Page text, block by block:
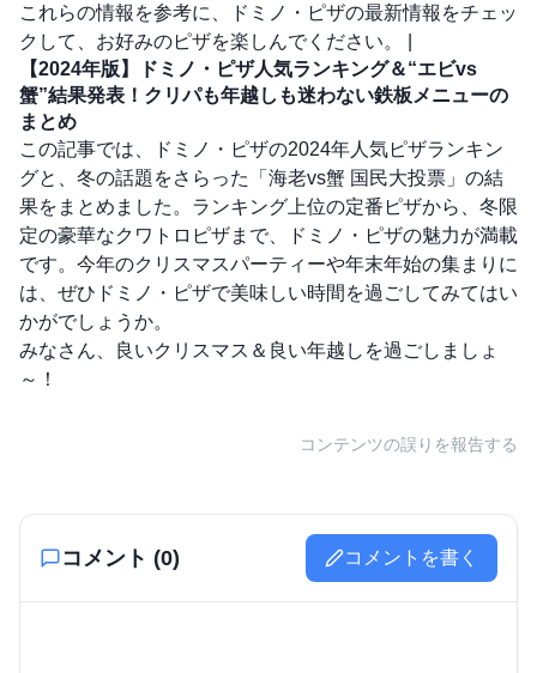
これらの情報を参考に、ドミノ・ピザの最新情報をチェッ
クして、お好みのピザを楽しんでください。 |
【2024年版】ドミノ・ピザ人気ランキング＆“エビvs
蟹”結果発表！クリパも年越しも迷わない鉄板メニューの
まとめ
この記事では、ドミノ・ピザの2024年人気ピザランキン
グと、冬の話題をさらった「海老vs蟹 国民大投票」の結
果をまとめました。ランキング上位の定番ピザから、冬限
定の豪華なクワトロピザまで、ドミノ・ピザの魅力が満載
です。今年のクリスマスパーティーや年末年始の集まりに
は、ぜひドミノ・ピザで美味しい時間を過ごしてみてはい
かがでしょうか。
みなさん、良いクリスマス＆良い年越しを過ごしましょ
～！
コンテンツの誤りを報告する
コメント (0) コメントを書く